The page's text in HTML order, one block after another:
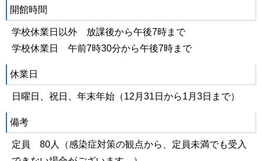
開館時間
学校休業日以外 放課後から午後7時まで
学校休業日 午前7時30分から午後7時まで
休業日
日曜日、祝日、年末年始（12月31日から1月3日まで）
備考
定員 80人（感染症対策の観点から、定員未満でも受入